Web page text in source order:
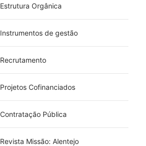
Estrutura Orgânica
Instrumentos de gestão
Recrutamento
Projetos Cofinanciados
Contratação Pública
Revista Missão: Alentejo